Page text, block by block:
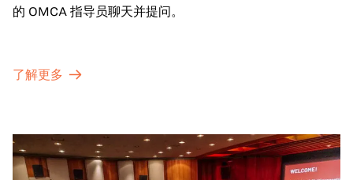
的 OMCA 指导员聊天并提问。
了解更多